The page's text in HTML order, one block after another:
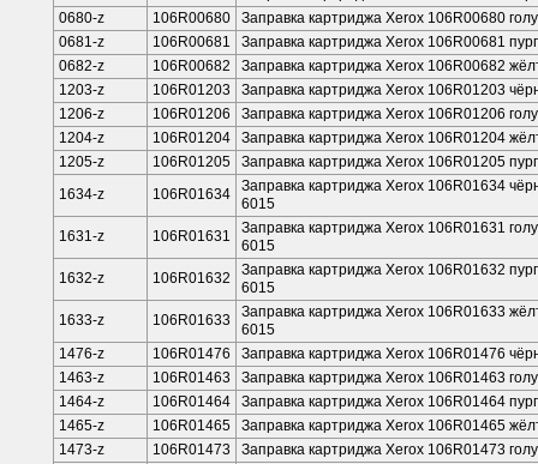
0680-z
106R00680
Заправка картриджа Xerox 106R00680
0681-z
106R00681
Заправка картриджа Xerox 106R00681
0682-z
106R00682
Заправка картриджа Xerox 106R00682
1203-z
106R01203
Заправка картриджа Xerox 106R01203
1206-z
106R01206
Заправка картриджа Xerox 106R01206
1204-z
106R01204
Заправка картриджа Xerox 106R01204
1205-z
106R01205
Заправка картриджа Xerox 106R01205
1634-z
106R01634
Заправка картриджа Xerox 106R01634
6015
1631-z
106R01631
Заправка картриджа Xerox 106R01631
6015
1632-z
106R01632
Заправка картриджа Xerox 106R01632
6015
1633-z
106R01633
Заправка картриджа Xerox 106R01633
6015
1476-z
106R01476
Заправка картриджа Xerox 106R01476
1463-z
106R01463
Заправка картриджа Xerox 106R01463
1464-z
106R01464
Заправка картриджа Xerox 106R01464
1465-z
106R01465
Заправка картриджа Xerox 106R01465
1473-z
106R01473
Заправка картриджа Xerox 106R01473